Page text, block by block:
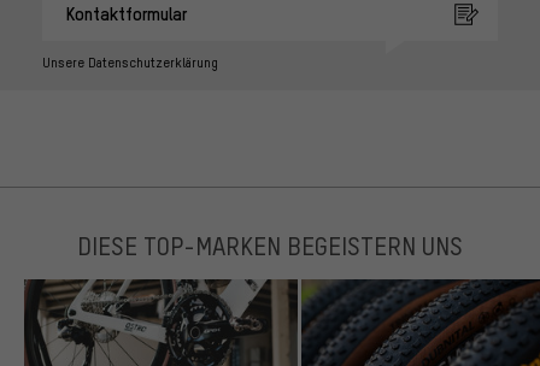
Kontaktformular
Unsere Datenschutzerklärung
DIESE TOP-MARKEN BEGEISTERN UNS